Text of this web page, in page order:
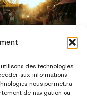
des technologies
aux informations
nous permettra
de navigation ou